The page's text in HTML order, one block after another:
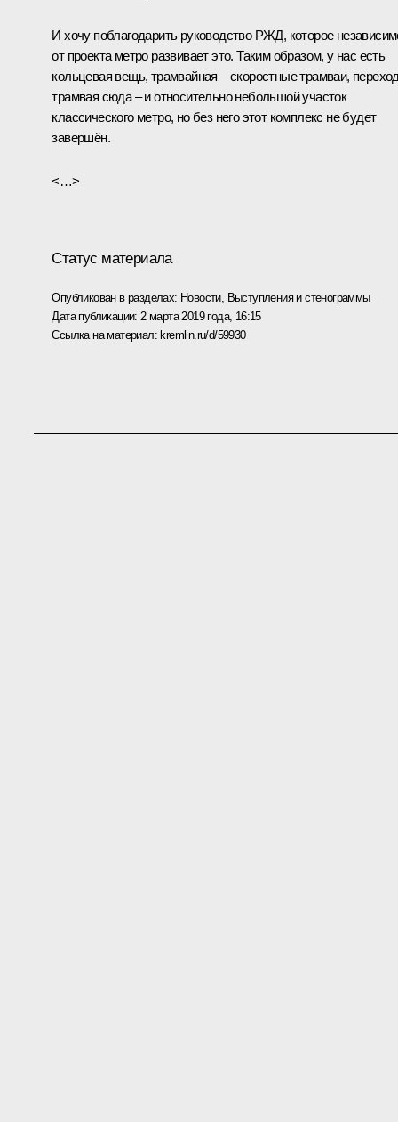
И хочу поблагодарить руководство РЖД, которое
от проекта метро развивает это. Таким образом, у нас есть
кольцевая вещь, трамвайная – скоростные трамваи,
трамвая сюда – и относительно небольшой участок
классического метро, но без него этот комплекс не будет
завершён.
<…>
Статус материала
Опубликован в разделах: Новости, Выступления и стенограммы
Дата публикации: 2 марта 2019 года, 16:15
Ссылка на материал: kremlin.ru/d/59930